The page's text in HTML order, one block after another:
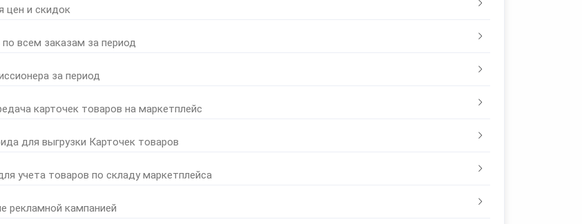
цен и скидок
всем заказам за период
за период
карточек товаров на маркетплейс
для выгрузки Карточек товаров
учета товаров по складу маркетплейса
рекламной кампанией